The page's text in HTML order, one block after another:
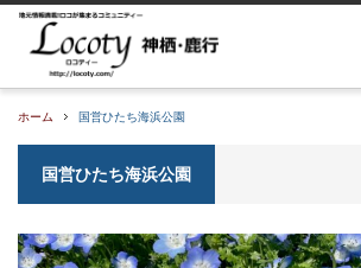
ホーム 国営ひたち海浜公園
国営ひたち海浜公園